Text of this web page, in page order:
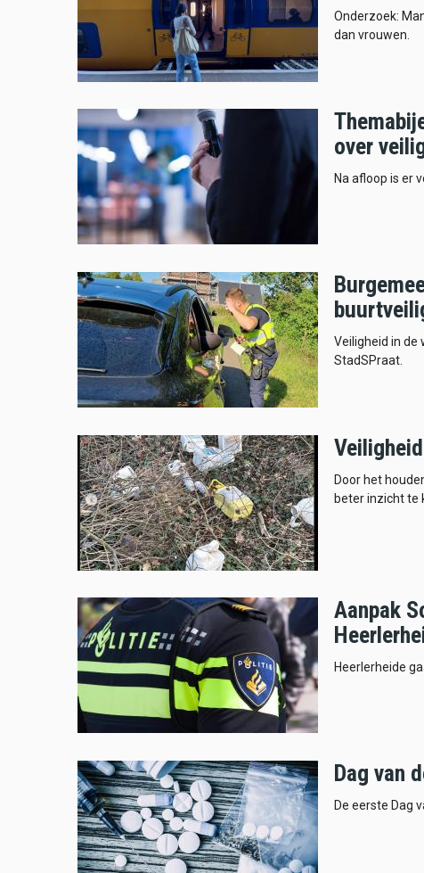
Onderzoek:
dan vrouwen.
over
Na afloop is er
Veiligheid in de
StadSPraat.
Door het
beter inzicht te
Aanpak
Heerlerheide
Dag van
De eerste Dag